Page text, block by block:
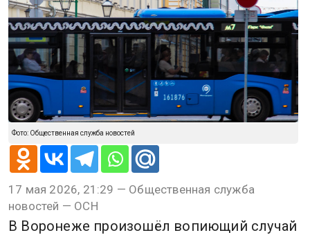
Фото: Общественная служба новостей
17 мая 2026, 21:29 — Общественная служба
новостей — ОСН
В Воронеже произошёл вопиющий случай